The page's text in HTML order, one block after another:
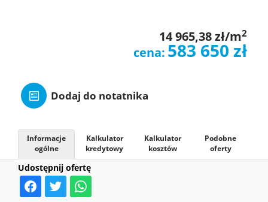
Leaflet |© MapTiler©OpenStreetMapcontributors
14 965,38 zł/m2
cena: 583 650 zł
Dodaj do notatnika
Udostępnij ofertę
Informacje
ogólne
Kalkulator
kredytowy
Kalkulator
kosztów
Podobne
oferty